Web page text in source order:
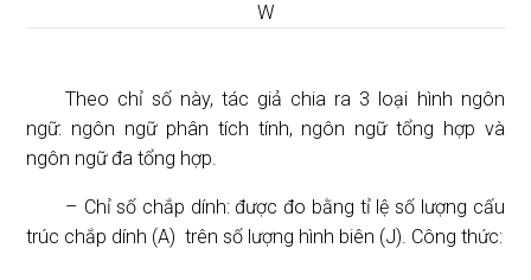
W
Theo chỉ số này, tác giả chia ra 3 loại hình ngôn
ngữ: ngôn ngữ phân tích tính, ngôn ngữ tổng hợp và
ngôn ngữ đa tổng hợp.
– Chỉ số chắp dính: được đo bằng tỉ lệ số lượng cấu
trúc chắp dính (A) trên số lượng hình biên (J). Công thức: